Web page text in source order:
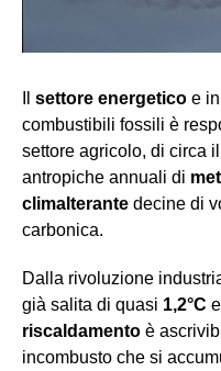
settore energetico e
combustibili fossili è
settore agricolo, di circa il
antropiche annuali di
climalterante decine di
carbonica.
Dalla rivoluzione
già salita di quasi 1,2°C
riscaldamento è
incombusto che si